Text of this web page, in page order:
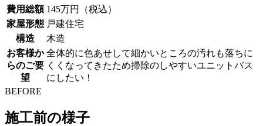
費用総額 145万円（税込）
家屋形態 戸建住宅
構造
木造
お客様か
らのご要
望
全体的に色あせして細かいところの汚れも落ちに
くくなってきたため掃除のしやすいユニットバス
にしたい！
BEFORE
施工前の様子